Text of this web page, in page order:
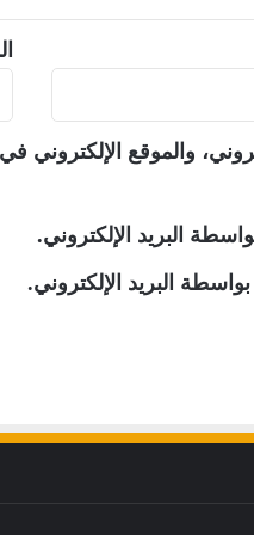
والموقع الإلكتروني
البريد الإلكتروني.
البريد الإلكتروني.